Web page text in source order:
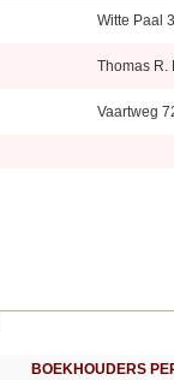
Witte Paal
Thomas R.
Vaartweg
BOEKHOUDERS